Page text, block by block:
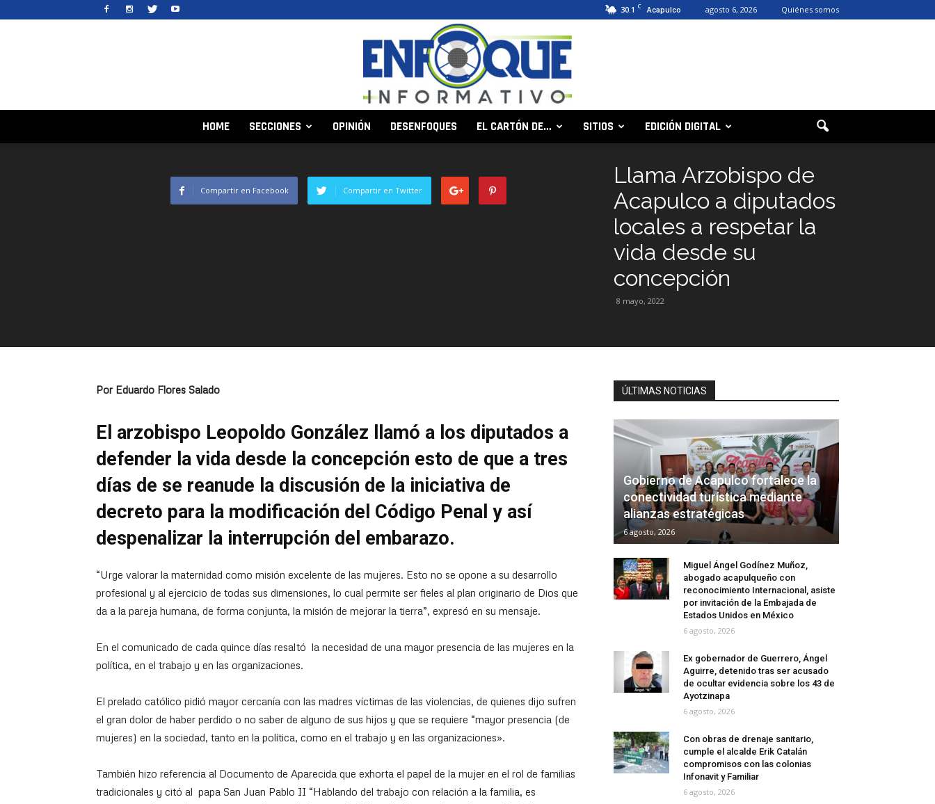
30.1 C Acapulco agosto 6, 2026 Quiénes somos
HOME SECCIONES OPINIÓN DESENFOQUES EL CARTÓN DE… SITIOS EDICIÓN DIGITAL
Llama Arzobispo de
Acapulco a diputados
locales a respetar la
vida desde su
concepción
8 mayo, 2022
Compartir en Facebook Compartir en Twitter
Por Eduardo Flores Salado
El arzobispo Leopoldo González llamó a los diputados a
defender la vida desde la concepción esto de que a tres
días de se reanude la discusión de la iniciativa de
decreto para la modificación del Código Penal y así
despenalizar la interrupción del embarazo.
“Urge valorar la maternidad como misión excelente de las mujeres. Esto no se opone a su desarrollo
profesional y al ejercicio de todas sus dimensiones, lo cual permite ser fieles al plan originario de Dios que
da a la pareja humana, de forma conjunta, la misión de mejorar la tierra”, expresó en su mensaje.
En el comunicado de cada quince días resaltó la necesidad de una mayor presencia de las mujeres en la
política, en el trabajo y en las organizaciones.
El prelado católico pidió mayor cercanía con las madres víctimas de las violencias, de quienes dijo sufren
el gran dolor de haber perdido o no saber de alguno de sus hijos y que se requiere “mayor presencia (de
mujeres) en la sociedad, tanto en la política, como en el trabajo y en las organizaciones».
También hizo referencia al Documento de Aparecida que exhorta el papel de la mujer en el rol de familias
tradicionales y citó al papa San Juan Pablo II “Hablando del trabajo con relación a la familia, es
ÚLTIMAS NOTICIAS
Gobierno de Acapulco fortalece la
conectividad turística mediante
alianzas estratégicas
6 agosto, 2026
Miguel Ángel Godínez Muñoz,
abogado acapulqueño con
reconocimiento Internacional, asiste
por invitación de la Embajada de
Estados Unidos en México
6 agosto, 2026
Ex gobernador de Guerrero, Ángel
Aguirre, detenido tras ser acusado
de ocultar evidencia sobre los 43 de
Ayotzinapa
6 agosto, 2026
Con obras de drenaje sanitario,
cumple el alcalde Erik Catalán
compromisos con las colonias
Infonavit y Familiar
6 agosto, 2026